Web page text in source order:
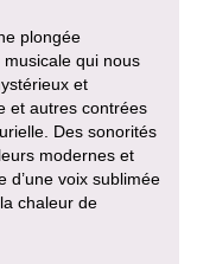
plongée
musicale qui nous
et
et autres contrées
Des sonorités
modernes et
d’une voix sublimée
chaleur de